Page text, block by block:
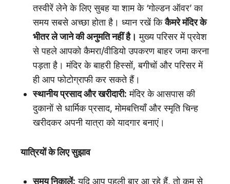
तस्वीरें लेने के लिए सुबह या शाम के ‘गोल्डन ऑवर’ का
समय सबसे अच्छा होता है। ध्यान रखें किकैमरे मंदिर के
भीतर ले जाने की अनुमति नहीं है। मुख्य परिसर में प्रवेश
से पहले आपको कैमरा/वीडियो उपकरण बाहर जमा करना
पड़ता है। मंदिर के बाहरी हिस्सों, बगीचों और परिसर में
ही आप फोटोग्राफी कर सकते हैं।
स्थानीय प्रसाद और खरीदारी: मंदिर के आसपास की
दुकानों से धार्मिक प्रसाद, मोमबत्तियाँ और स्मृति चिन्ह
खरीदकर अपनी यात्रा को यादगार बनाएं।
यात्रियों के लिए सुझाव
समय निकालें: यदि आप पहली बार आ रहे हैं, तो कम से